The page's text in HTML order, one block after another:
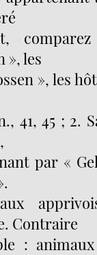
», les
», les
41, 45 ; 2.
par «
Contraire
: